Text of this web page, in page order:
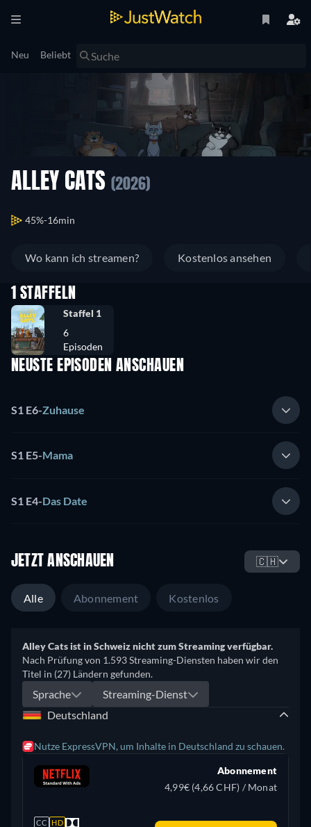
Neu Beliebt
ALLEY CATS (2026)
45% 16min
Wo kann ich streamen? Kostenlos ansehen
1 STAFFELN
Staffel 1
6
Episoden
NEUSTE EPISODEN ANSCHAUEN
S1 E6-Zuhause
S1 E5-Mama
S1 E4-Das Date
JETZT ANSCHAUEN 🇨🇭
Alle Abonnement Kostenlos
Alley Cats ist in Schweiz nicht zum Streaming verfügbar.
Nach Prüfung von 1.593 Streaming-Diensten haben wir den
Titel in (27) Ländern gefunden.
Sprache
Streaming-Dienst
Deutschland
Nutze ExpressVPN, um Inhalte in Deutschland zu schauen.
CC HD
Abonnement
4,99€ (4,66 CHF) / Monat